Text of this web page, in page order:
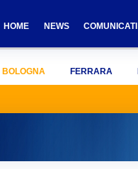
HOME NEWS COMUNICATI
BOLOGNA FERRARA